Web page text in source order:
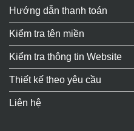
Hướng dẫn thanh toán
Kiểm tra tên miền
Kiểm tra thông tin Website
Thiết kế theo yêu cầu
Liên hệ